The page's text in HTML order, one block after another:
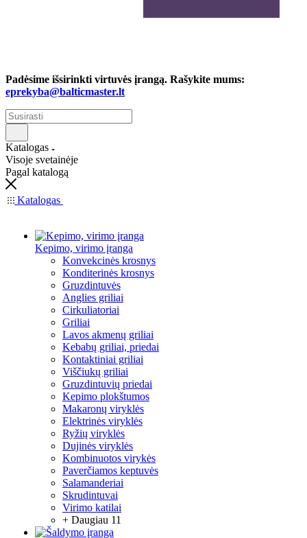
Padėsime išsirinkti virtuvės įrangą. Rašykite mums:
eprekyba@balticmaster.lt
Katalogas
Visoje svetainėje
Pagal katalogą
Katalogas
Kepimo, virimo įranga
Konvekcinės krosnys
Konditerinės krosnys
Gruzdintuvės
Anglies griliai
Cirkuliatoriai
Griliai
Lavos akmenų griliai
Kebabų griliai, priedai
Kontaktiniai griliai
Viščiukų griliai
Gruzdintuvių priedai
Kepimo plokštumos
Makaronų viryklės
Elektrinės viryklės
Ryžių viryklės
Dujinės viryklės
Kombinuotos virykės
Paverčiamos keptuvės
Salamanderiai
Skrudintuvai
Virimo katilai
+ Daugiau 11